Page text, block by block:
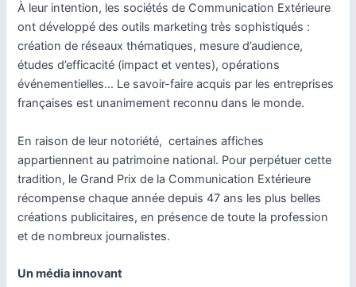
À leur intention, les sociétés de Communication Extérieure
ont développé des outils marketing très sophistiqués :
création de réseaux thématiques, mesure d’audience,
études d’efficacité (impact et ventes), opérations
événementielles… Le savoir-faire acquis par les entreprises
françaises est unanimement reconnu dans le monde.
En raison de leur notoriété, certaines affiches
appartiennent au patrimoine national. Pour perpétuer cette
tradition, le Grand Prix de la Communication Extérieure
récompense chaque année depuis 47 ans les plus belles
créations publicitaires, en présence de toute la profession
et de nombreux journalistes.
Un média innovant